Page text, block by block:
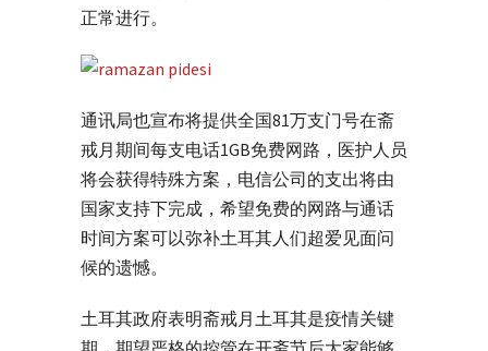
正常进行。
通讯局也宣布将提供全国81万支门号在斋
戒月期间每支电话1GB免费网路，医护人员
将会获得特殊方案，电信公司的支出将由
国家支持下完成，希望免费的网路与通话
时间方案可以弥补土耳其人们超爱见面问
候的遗憾。
土耳其政府表明斋戒月土耳其是疫情关键